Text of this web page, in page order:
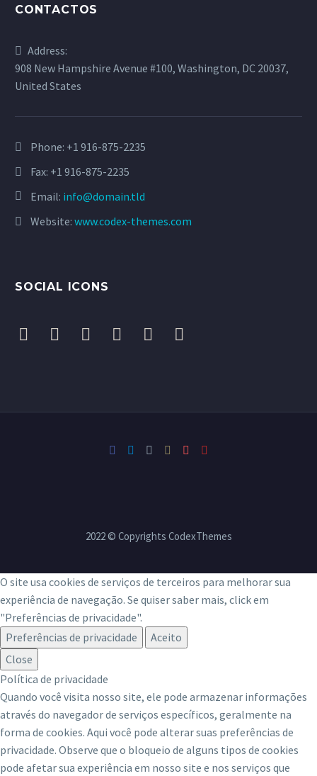
CONTACTOS
Address:
908 New Hampshire Avenue #100, Washington, DC 20037,
United States
Phone: +1 916-875-2235
Fax: +1 916-875-2235
Email: info@domain.tld
Website: www.codex-themes.com
SOCIAL ICONS
2022 © Copyrights CodexThemes
O site usa cookies de serviços de terceiros para melhorar sua
experiência de navegação. Se quiser saber mais, click em
"Preferências de privacidade".
Preferências de privacidade
Aceito
Close
Política de privacidade
Quando você visita nosso site, ele pode armazenar informações
através do navegador de serviços específicos, geralmente na
forma de cookies. Aqui você pode alterar suas preferências de
privacidade. Observe que o bloqueio de alguns tipos de cookies
pode afetar sua experiência em nosso site e nos serviços que